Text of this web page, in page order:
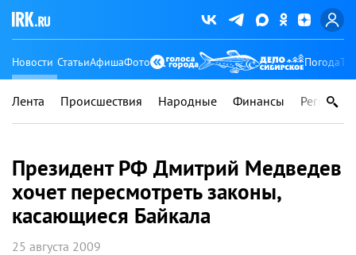
Новости СтатьиАфишаФото Погода
Лента Происшествия Народные Финансы Регионы
Президент РФ Дмитрий Медведев
хочет пересмотреть законы,
касающиеся Байкала
25 августа 2009